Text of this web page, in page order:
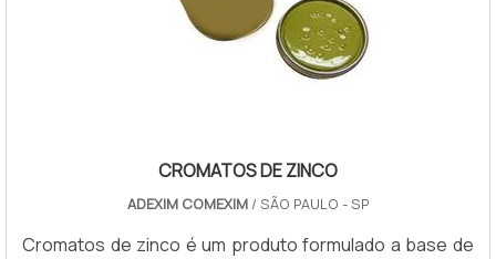
CROMATOS DE ZINCO
ADEXIM COMEXIM / SÃO PAULO - SP
Cromatos de zinco é um produto formulado a base de